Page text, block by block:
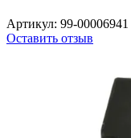
Артикул: 99-00006941
Оставить отзыв